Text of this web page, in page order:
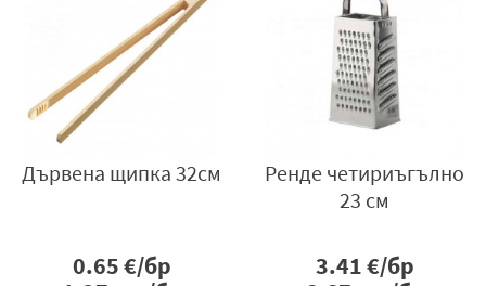
Дървена щипка 32см
0.65€/бр
Ренде четириъгълно
23 см
3.41€/бр